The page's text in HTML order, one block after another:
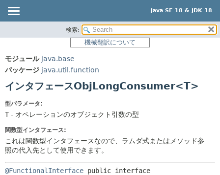
Java SE 18 & JDK 18
パッケージ
使用
ツリー
新規
非推奨
索引
サマリー:
ネスト済
メソッド
詳細:
コンストラクタ
検索:
機械翻訳について
モジュール java.base
パッケージ java.util.function
インタフェースObjLongConsumer<T>
型パラメータ:
T - オペレーションのオブジェクト引数の型
関数型インタフェース:
これは関数型インタフェースなので、ラムダ式またはメソッド参
照の代入先として使用できます。
@FunctionalInterface